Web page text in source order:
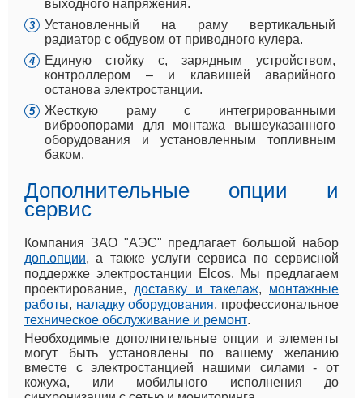
выходного напряжения.
Установленный на раму вертикальный
радиатор с обдувом от приводного кулера.
Единую стойку с, зарядным устройством,
контроллером – и клавишей аварийного
останова электростанции.
Жесткую раму с интегрированными
виброопорами для монтажа вышеуказанного
оборудования и установленным топливным
баком.
Дополнительные опции и
сервис
Компания ЗАО "АЭС" предлагает большой набор
доп.опции, а также услуги сервиса по сервисной
поддержке электростанции Elcos. Мы предлагаем
проектирование, доставку и такелаж, монтажные
работы, наладку оборудования, профессиональное
техническое обслуживание и ремонт.
Необходимые дополнительные опции и элементы
могут быть установлены по вашему желанию
вместе с электростанцией нашими силами - от
кожуха, или мобильного исполнения до